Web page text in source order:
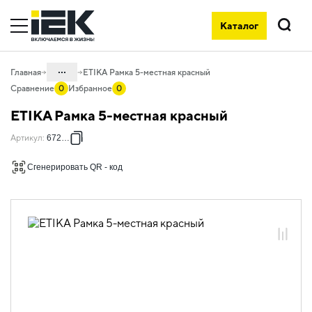
Каталог
Поиск
Главная ...
удлинители и силовые разъемы
06.01 Электроустановочные изделия
изделия скрытого монтажа ETIKA
06.01.13.12 Рамки пластиковые ETIKA
ETIKA Рамка 5-местная красный
Сравнение 0 Избранное 0
ETIKA Рамка 5-местная красный
Артикул: 672535
Сгенерировать QR - код